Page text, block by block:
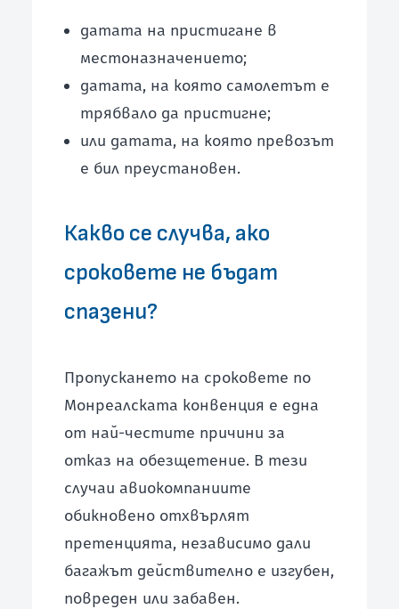
датата на пристигане в
местоназначението;
датата, на която самолетът е
трябвало да пристигне;
или датата, на която превозът
е бил преустановен.
Какво се случва, ако
сроковете не бъдат
спазени?
Пропускането на сроковете по
Монреалската конвенция е една
от най-честите причини за
отказ на обезщетение. В тези
случаи авиокомпаниите
обикновено отхвърлят
претенцията, независимо дали
багажът действително е изгубен,
повреден или забавен.